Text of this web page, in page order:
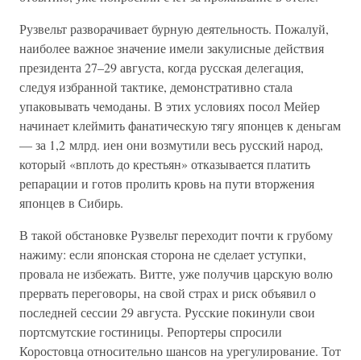
Рузвельт разворачивает бурную деятельность. Пожалуй,
наиболее важное значение имели закулисные действия
президента 27–29 августа, когда русская делегация,
следуя избранной тактике, демонстративно стала
упаковывать чемоданы. В этих условиях посол Мейер
начинает клеймить фанатическую тягу японцев к деньгам
— за 1,2 млрд. иен они возмутили весь русский народ,
который «вплоть до крестьян» отказывается платить
репарации и готов пролить кровь на пути вторжения
японцев в Сибирь.
В такой обстановке Рузвельт переходит почти к грубому
нажиму: если японская сторона не сделает уступки,
провала не избежать. Витте, уже получив царскую волю
прервать переговоры, на свой страх и риск объявил о
последней сессии 29 августа. Русские покинули свои
портсмутские гостиницы. Репортеры спросили
Коростовца относительно шансов на урегулирование. Тот